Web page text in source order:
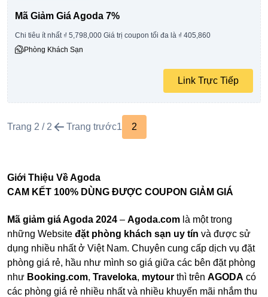
Mã Giảm Giá Agoda 7%
Chi tiêu ít nhất ₫ 5,798,000 Giá trị coupon tối đa là ₫ 405,860
Phòng Khách Sạn
Link Trực Tiếp
Trang 2 / 2 Trang trước1 2
Giới Thiệu Về Agoda
CAM KẾT 100% DÙNG ĐƯỢC COUPON GIẢM GIÁ
Mã giảm giá Agoda 2024 – Agoda.com là một trong
những Website đặt phòng khách sạn uy tín và được sử
dụng nhiều nhất ở Việt Nam. Chuyên cung cấp dịch vụ đặt
phòng giá rẻ, hầu như mình so giá giữa các bên đặt phòng
như Booking.com, Traveloka, mytour thì trên AGODA có
các phòng giá rẻ nhiều nhất và nhiều khuyến mãi nhắm thu